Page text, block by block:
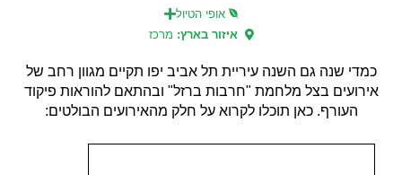
אופי הטיול
איזור בארץ: מרכז
כמדי שנה גם השנה עיריית תל אביב יפו תקיים מגוון רחב של
אירועים בצל מלחמת "חרבות ברזל" ובהתאם להוראות פיקוד
העורף. כאן תוכלו לקרוא על חלק מהאירועים הבולטים: